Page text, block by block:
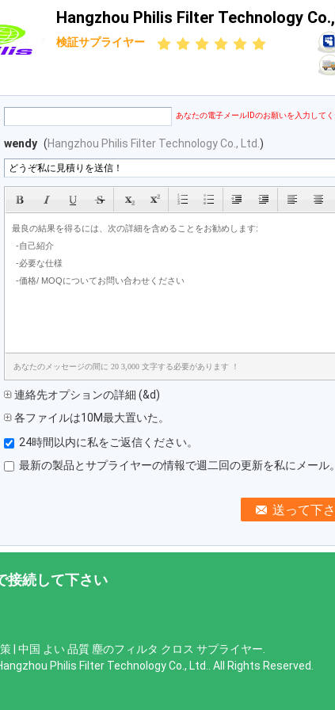
Hangzhou Philis Filter Technology
検証サプライヤー
あなたの電子メールIDのお願いを入力してく
wendy (Hangzhou Philis Filter Technology Co., Ltd. )
あなたのメッセージの間に 20 3,000 文字する必要があります ！
連絡先オプションの詳細 (&d)
各ファイルは10M最大置いた。
24時間以内に私をご返信ください。
最新の製品とサプライヤーの情報で週二回の更新を私にメール。
接続して下さい
| 中国 よい 品質 塵のフィルタ クロス サプライヤー.
Philis Filter Technology Co., Ltd.. All Rights Reserved.